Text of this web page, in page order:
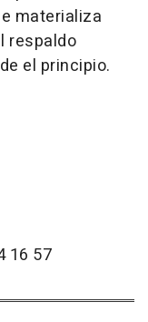
materializa
respaldo
el principio.
16 57